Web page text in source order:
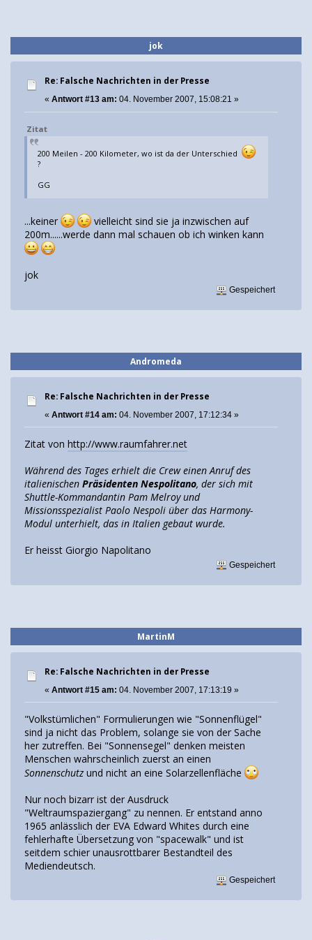
jok
Re: Falsche Nachrichten in der Presse
« Antwort #13 am: 04. November 2007, 15:08:21 »
Zitat
200 Meilen - 200 Kilometer, wo ist da der Unterschied
?
GG
...keiner
vielleicht sind sie ja inzwischen auf
200m......werde dann mal schauen ob ich winken kann
jok
Gespeichert
Andromeda
Re: Falsche Nachrichten in der Presse
« Antwort #14 am: 04. November 2007, 17:12:34 »
Zitat von http://www.raumfahrer.net
Während des Tages erhielt die Crew einen Anruf des
italienischen Präsidenten Nespolitano, der sich mit
Shuttle-Kommandantin Pam Melroy und
Missionsspezialist Paolo Nespoli über das Harmony-
Modul unterhielt, das in Italien gebaut wurde.
Er heisst Giorgio Napolitano
Gespeichert
MartinM
Re: Falsche Nachrichten in der Presse
« Antwort #15 am: 04. November 2007, 17:13:19 »
"Volkstümlichen" Formulierungen wie "Sonnenflügel"
sind ja nicht das Problem, solange sie von der Sache
her zutreffen. Bei "Sonnensegel" denken meisten
Menschen wahrscheinlich zuerst an einen
Sonnenschutz und nicht an eine Solarzellenfläche
Nur noch bizarr ist der Ausdruck
"Weltraumspaziergang" zu nennen. Er entstand anno
1965 anlässlich der EVA Edward Whites durch eine
fehlerhafte Übersetzung von "spacewalk" und ist
seitdem schier unausrottbarer Bestandteil des
Mediendeutsch.
Gespeichert